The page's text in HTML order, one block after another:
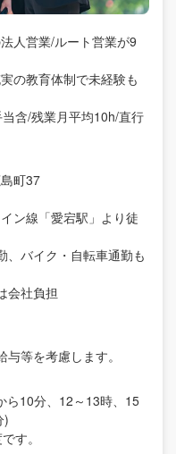
人営業/ルート営業が9
の教育体制で未経験も
含/残業月平均10h/直行
町37
ン線「愛宕駅」より徒
、バイク・自転車通勤も
会社負担
等を考慮します。
ら10分、12～13時、15
)
す。